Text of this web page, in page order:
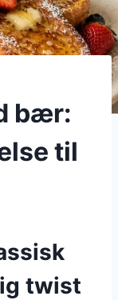
bær:
til
twist